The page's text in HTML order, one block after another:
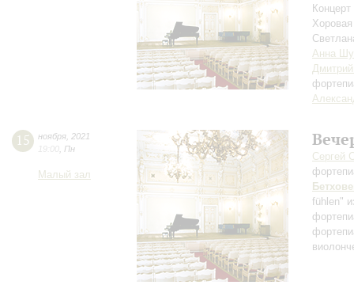
Анна
15 ноября 2021
19:00 Пн
Малый зал
Сергей
fühlen"